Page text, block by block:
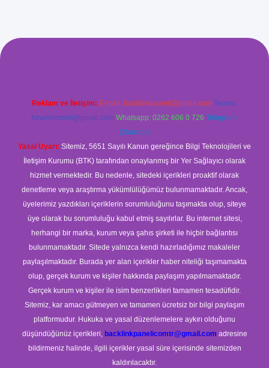
Reklam ve İletişim: E-mail: backlinkpaneli@gmail.com Teams:
forumhizmeti@gmail.com Whatsapp: 0262 606 0 726 Telegram:
@karabul
Yasal Uyarı: Sitemiz, 5651 Sayılı Kanun gereğince Bilgi Teknolojileri ve
İletişim Kurumu (BTK) tarafından onaylanmış bir Yer Sağlayıcı olarak
hizmet vermektedir. Bu nedenle, sitedeki içerikleri proaktif olarak
denetleme veya araştırma yükümlülüğümüz bulunmamaktadır. Ancak,
üyelerimiz yazdıkları içeriklerin sorumluluğunu taşımakta olup, siteye
üye olarak bu sorumluluğu kabul etmiş sayılırlar. Bu internet sitesi,
herhangi bir marka, kurum veya şahıs şirketi ile hiçbir bağlantısı
bulunmamaktadır. Sitede yalnızca kendi hazırladığımız makaleler
paylaşılmaktadır. Burada yer alan içerikler haber niteliği taşımamakta
olup, gerçek kurum ve kişiler hakkında paylaşım yapılmamaktadır.
Gerçek kurum ve kişiler ile isim benzerlikleri tamamen tesadüfidir.
Sitemiz, kar amacı gütmeyen ve tamamen ücretsiz bir bilgi paylaşım
platformudur. Hukuka ve yasal düzenlemelere aykırı olduğunu
düşündüğünüz içerikleri, backlinkpanelicomtr@gmail.com adresine
bildirmeniz halinde, ilgili içerikler yasal süre içerisinde sitemizden
kaldırılacaktır.